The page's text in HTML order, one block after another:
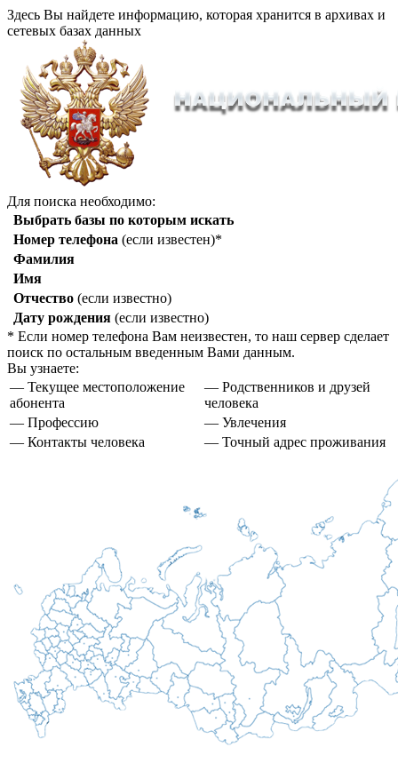
Здесь Вы найдете информацию, которая хранится в архивах и
сетевых базах данных
Для поиска необходимо:
Выбрать базы по которым искать
Номер телефона (если известен)*
Фамилия
Имя
Отчество (если известно)
Дату рождения (если известно)
* Если номер телефона Вам неизвестен, то наш сервер сделает
поиск по остальным введенным Вами данным.
Вы узнаете:
— Текущее местоположение
абонента
— Родственников и друзей
человека
— Профессию
— Увлечения
— Контакты человека
— Точный адрес проживания